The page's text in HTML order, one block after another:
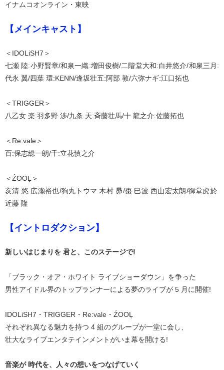
イナムコオンライン・東映
【メインキャスト】
＜IDOLiSH7＞
七瀬 陸:小野賢章/和泉一織:増田俊樹/二階堂大和:白井悠介/和泉三月:
代永 翼/四葉 環:KENN/逢坂壮五:阿部 敦/六弥ナギ:江口拓也
＜TRIGGER＞
八乙女 楽:羽多野 渉/九条 天:斉藤壮馬/十 龍之介:佐藤拓也
＜Re:vale＞
百:保志総一朗/千:立花慎之介
＜ŹOOĻ＞
亥清 悠:広瀬裕也/狗丸トウマ:木村 昴/棗 巳波:西山宏太朗/御堂虎於:
近藤 隆
【イントロダクション】
新しいはじまりを 君と、このステージで!
「ブラック・オア・ホワイト ライブショーダウン」を争った
男性アイドル界のトップランナーによる夢のライブが 5 月に開催!
IDOLiSH7・TRIGGER・Re:vale・ŹOOĻ
それぞれ異なる魅力を持つ 4 組のグループが一堂に会し、
壮大なライブエンタテインメントがいま幕を開ける!
音楽が 時代を、人々の想いをつなげていく